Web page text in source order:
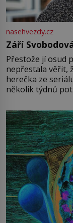
nasehvezdy.cz
Září
Přestože jí osud
nepřestala věřit, že
herečka ze
několik týdnů